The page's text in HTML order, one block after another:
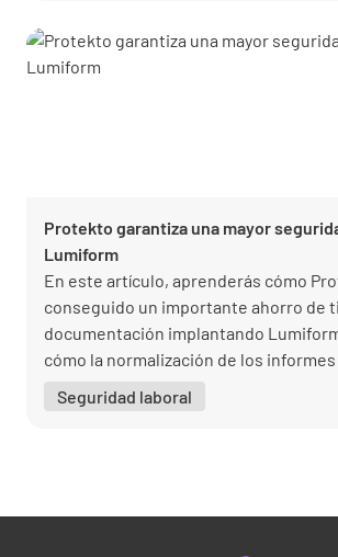
operativa en el sector de la seguridad
incendios.
Protekto garantiza una mayor
Lumiform
En este artículo, aprenderás cómo
conseguido un importante ahorro de
documentación implantando
cómo la normalización de los
documentación.
Seguridad laboral